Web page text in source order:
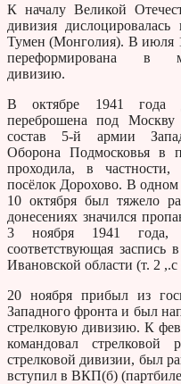
К началу Великой
дивизия
Тумен (Монголия). В июля
переформирована в
дивизию.
В октябре 1941 года
переброшена под
состав 5-й армии
Оборона Подмосковья в
проходила, в частности,
посёлок Дорохово. В одном
10 октября был тяжело
донесениях значился
3 ноября 1941
соответствующая заспись
Ивановской области (т. 2 ,.с
20 ноября прибыл из
Западного фронта и был
стрелковую дивизию. К
командовал стрелковой
стрелковой дивизии, был
вступил в ВКП(б)